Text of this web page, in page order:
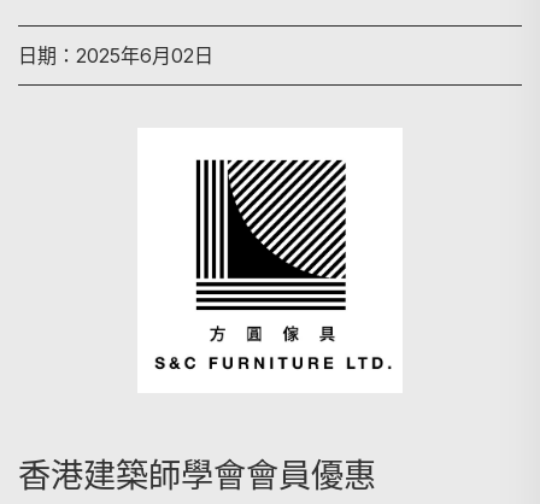
日期：2025年6月02日
香港建築師學會會員優惠